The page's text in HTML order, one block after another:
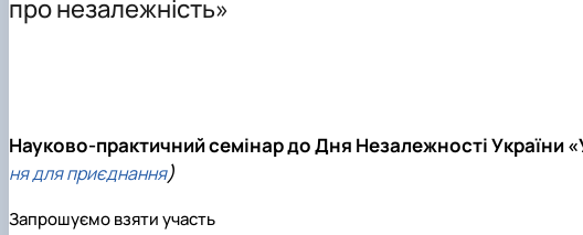
Structure
про незалежність»
Науково-практичний семінар до Дня Незалежності України
ня для приєднання)
Запрошуємо взяти участь